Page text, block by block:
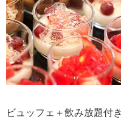
ビュッフェ＋飲み放題付